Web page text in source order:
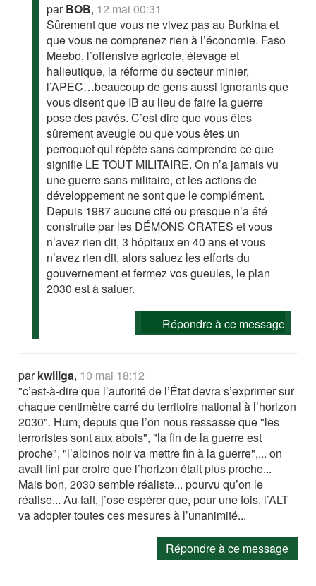
parBOB, 12 mai 00:31
Sûrement que vous ne vivez pas au Burkina et
que vous ne comprenez rien à l’économie. Faso
Meebo, l’offensive agricole, élevage et
halieutique, la réforme du secteur minier,
l’APEC…beaucoup de gens aussi ignorants que
vous disent que IB au lieu de faire la guerre
pose des pavés. C’est dire que vous êtes
sûrement aveugle ou que vous êtes un
perroquet qui répète sans comprendre ce que
signifie LE TOUT MILITAIRE. On n’a jamais vu
une guerre sans militaire, et les actions de
développement ne sont que le complément.
Depuis 1987 aucune cité ou presque n’a été
construite par les DÉMONS CRATES et vous
n’avez rien dit, 3 hôpitaux en 40 ans et vous
n’avez rien dit, alors saluez les efforts du
gouvernement et fermez vos gueules, le plan
2030 est à saluer.
Répondre à ce message
parkwiliga, 10 mai 18:12
"c’est-à-dire que l’autorité de l’État devra s’exprimer sur
chaque centimètre carré du territoire national à l’horizon
2030". Hum, depuis que l’on nous ressasse que "les
terroristes sont aux abois", "la fin de la guerre est
proche", "l’albinos noir va mettre fin à la guerre",... on
avait fini par croire que l’horizon était plus proche...
Mais bon, 2030 semble réaliste... pourvu qu’on le
réalise... Au fait, j’ose espérer que, pour une fois, l’ALT
va adopter toutes ces mesures à l’unanimité...
Répondre à ce message